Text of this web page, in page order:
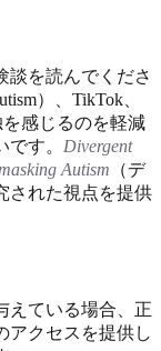
談を読んでくださ
）、TikTok、
感じるのを軽減
す。 Divergent
Autism （デ
された視点を提供
えている場合、正
アクセスを提供し